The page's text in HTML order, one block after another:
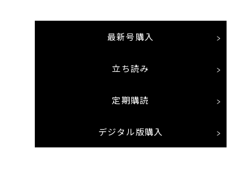
最新号購入
立ち読み
定期購読
デジタル版購入